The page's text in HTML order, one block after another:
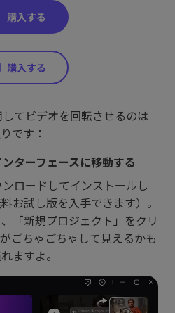
てビデオを回転させるのは
です：
ターフェースに移動する
ロードしてインストールし
お試し版を入手できます）。
「新規プロジェクト」をクリ
ごちゃごちゃして見えるかも
ますよ。